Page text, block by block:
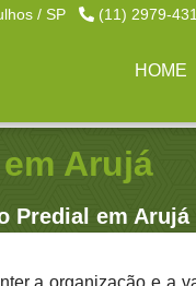
/ SP (11) 2979-
HOME
Arujá
Predial em Arujá
a organização e a